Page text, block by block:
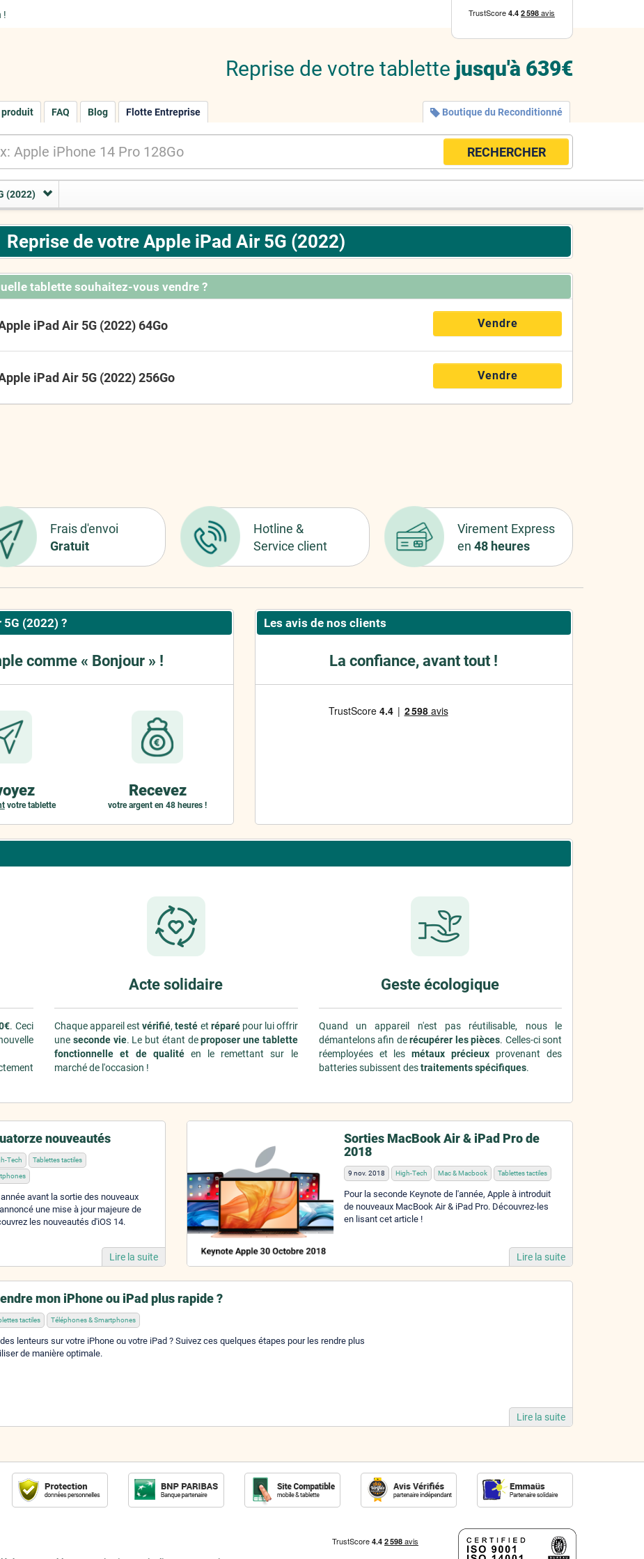
!
Reprise de votre tablette jusqu'à 639€
produit FAQ Blog Flotte Entreprise Boutique du Reconditionné
RECHERCHER
(2022)
Reprise de votre Apple iPad Air 5G (2022)
tablette souhaitez-vous vendre ?
iPad Air 5G (2022) 64Go Vendre
iPad Air 5G (2022) 256Go Vendre
Frais d'envoi
Gratuit
Hotline &
Service client
Virement Express
en 48 heures
(2022) ?
comme « Bonjour » !
votre tablette
Recevez
votre argent en 48 heures !
Les avis de nos clients
La confiance, avant tout !
. Ceci
Acte solidaire
Chaque appareil estvérifié,testé et réparépour lui offrir
uneseconde vie. Le but étant deproposer une tablette
fonctionnelle et de qualitéen le remettant sur le
marché de l'occasion !
Geste écologique
Quand un appareil n'est pas réutilisable, nous le
démantelons afin derécupérer les pièces. Celles-ci sont
réemployées et lesmétaux précieux provenant des
batteries subissent destraitements spécifiques.
nouveautés
Tech Tablettes tactiles
avant la sortie des nouveaux
une mise à jour majeure de
les nouveautés d'iOS 14.
Lire la suite
Sorties MacBook Air & iPad Pro de
2018
9 nov. 2018 High-Tech Mac & Macbook Tablettes tactiles
Pour la seconde Keynote de l'année, Apple à introduit
de nouveaux MacBook Air & iPad Pro. Découvrez-les
en lisant cet article !
Lire la suite
mon iPhone ou iPad plus rapide ?
tactiles Téléphones & Smartphones
lenteurs sur votre iPhone ou votre iPad ? Suivez ces quelques étapes pour les rendre plus
de manière optimale.
Lire la suite